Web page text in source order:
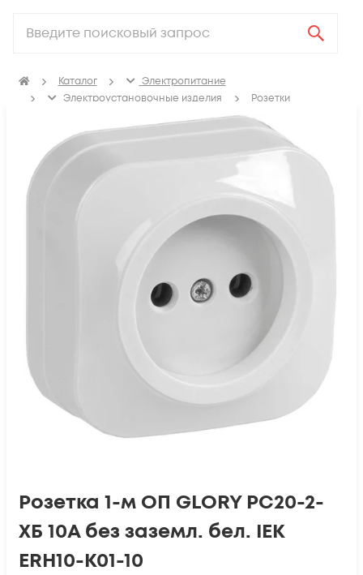
Каталог
Электропитание
Электроустановочные изделия
Розетки
Розетка 1-м ОП GLORY РС20-2-
ХБ 10А без заземл. бел. IEK
ERH10-K01-10